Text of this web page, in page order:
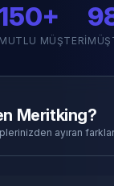
MUTLU MÜŞTERI
Meritking?
ayıran farklar